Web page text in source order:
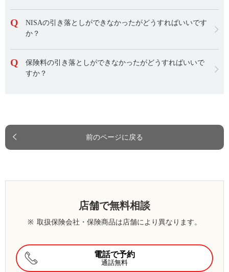
NISAの引き落としができなかったがどうすればいいです
か？
保険料の引き落としができなかったがどうすればいいで
すか？
前のページに戻る
店舗で無料相談
※ 取扱保険会社・保険商品は店舗により異なります。
電話で予約
通話無料